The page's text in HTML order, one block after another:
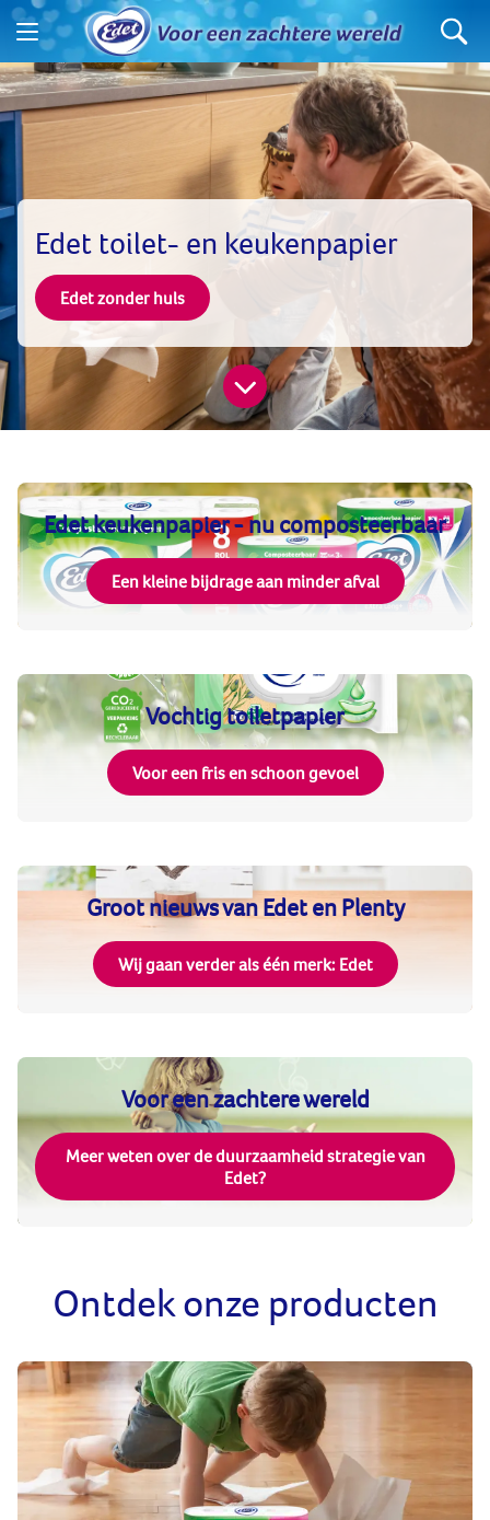
Edet toilet- en keukenpapier
Edet zonder huls
Edet keukenpapier - nu composteerbaar
Een kleine bijdrage aan minder afval
Vochtig toiletpapier
Voor een fris en schoon gevoel
Groot nieuws van Edet en Plenty
Wij gaan verder als één merk: Edet
Voor een zachtere wereld
Meer weten over de duurzaamheid strategie van
Edet?
Ontdek onze producten